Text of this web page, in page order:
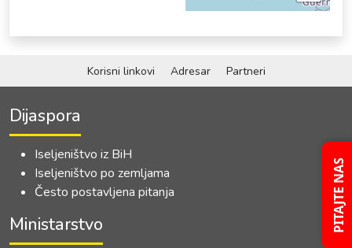
PITAJTE NAS
Korisni linkovi Adresar Partneri
Dijaspora
Iseljeništvo iz BiH
Iseljeništvo po zemljama
Često postavljena pitanja
Ministarstvo